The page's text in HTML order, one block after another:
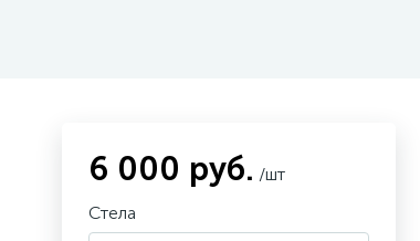
6 000 руб. /шт
Стела